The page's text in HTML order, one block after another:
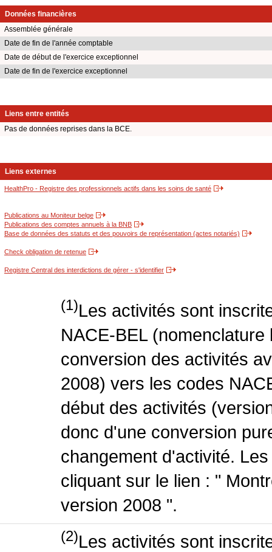
Données financières
Assemblée générale
Date de fin de l'année comptable
Date de début de l'exercice exceptionnel
Date de fin de l'exercice exceptionnel
Liens entre entités
Pas de données reprises dans la BCE.
Liens externes
HealthPro - Registre des professionnels actifs dans les soins de santé
Publications au Moniteur belge
Publications des comptes annuels à la BNB
Base de données des statuts et des pouvoirs de représentation (actes notariés)
Check obligation de retenue
Registre Central des interdictions de gérer - s'identifier
(1)Les activités sont
NACE-BEL
conversion des activités
2008) vers les codes
début des activités
donc d'une conversion
changement d'activité.
cliquant sur le lien : "
version 2008 ".
(2)Les activités sont